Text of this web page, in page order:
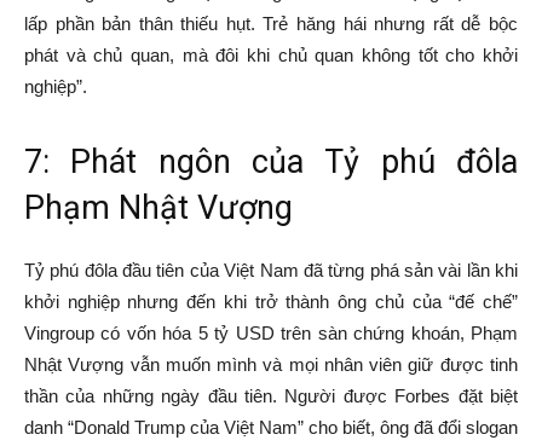
lấp phần bản thân thiếu hụt. Trẻ hăng hái nhưng rất dễ bộc
phát và chủ quan, mà đôi khi chủ quan không tốt cho khởi
nghiệp”.
7: Phát ngôn của Tỷ phú đôla
Phạm Nhật Vượng
Tỷ phú đôla đầu tiên của Việt Nam đã từng phá sản vài lần khi
khởi nghiệp nhưng đến khi trở thành ông chủ của “đế chế”
Vingroup có vốn hóa 5 tỷ USD trên sàn chứng khoán, Phạm
Nhật Vượng vẫn muốn mình và mọi nhân viên giữ được tinh
thần của những ngày đầu tiên. Người được Forbes đặt biệt
danh “Donald Trump của Việt Nam” cho biết, ông đã đổi slogan